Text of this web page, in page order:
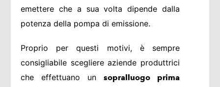
emettere che a sua volta dipende dalla
potenza della pompa di emissione.
Proprio per questi motivi, è sempre
consigliabile scegliere aziende produttrici
che effettuano un sopralluogo prima